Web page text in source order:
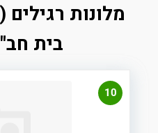
מלונות
בית
10